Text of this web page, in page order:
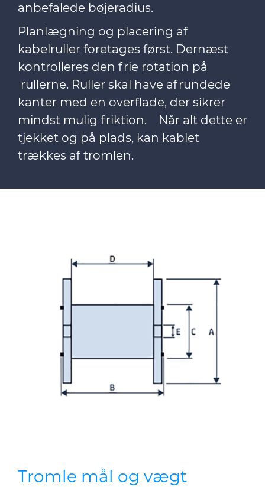
anbefalede bøjeradius.
Planlægning og placering af
kabelruller foretages først. Dernæst
kontrolleres den frie rotation på
rullerne. Ruller skal have afrundede
kanter med en overflade, der sikrer
mindst mulig friktion. Når alt dette er
tjekket og på plads, kan kablet
trækkes af tromlen.
Tromle mål og vægt